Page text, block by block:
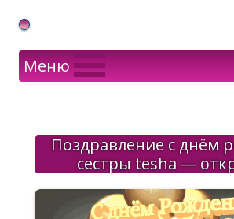
Gif Открытки в подарок
Меню
Поздравление с днём
сестры tesha —